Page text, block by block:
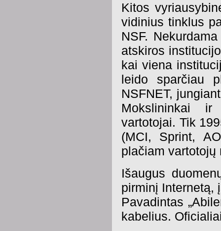
Kitos
vidinius tinklus
NSF.
atskiros
kai viena
leido sparčiau
NSFNET,
Mokslininkai
vartotojai. Tik
(MCI, Sprint,
plačiam vartotojų
Išaugus
pirminį Internetą,
Pavadintas
kabelius.